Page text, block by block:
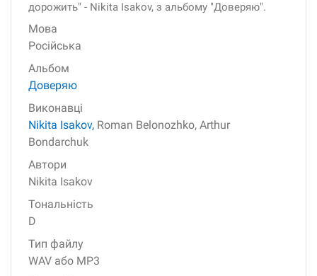
дорожить" - Nikita Isakov, з альбому "Доверяю".
Мова
Російська
Альбом
Доверяю
Виконавці
Nikita Isakov, Roman Belonozhko, Arthur
Bondarchuk
Автори
Nikita Isakov
Тональність
D
Тип файлу
WAV або MP3